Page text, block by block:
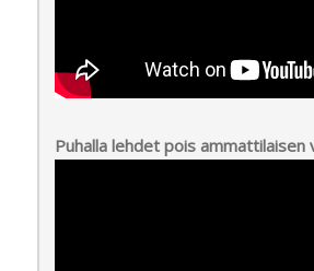
Puhalla lehdet pois ammattilaisen